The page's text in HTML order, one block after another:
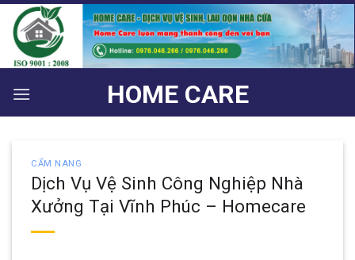
Bỏ
qua
nội
dung
HOME CARE
CẨM NANG
Dịch Vụ Vệ Sinh Công Nghiệp Nhà
Xưởng Tại Vĩnh Phúc – Homecare